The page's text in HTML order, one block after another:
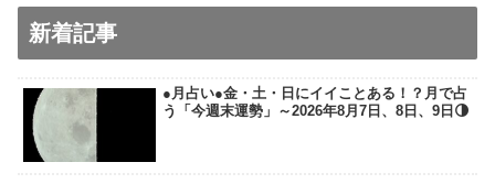
新着記事
●月占い●金・土・日にイイことある！？月で占
う「今週末運勢」～2026年8月7日、8日、9日🌗